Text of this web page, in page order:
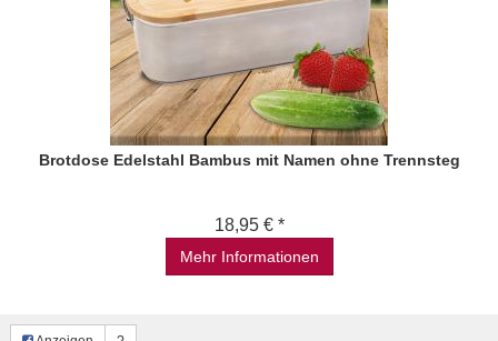
Brotdose Edelstahl Bambus mit Namen ohne Trennsteg
18,95 € *
Mehr Informationen